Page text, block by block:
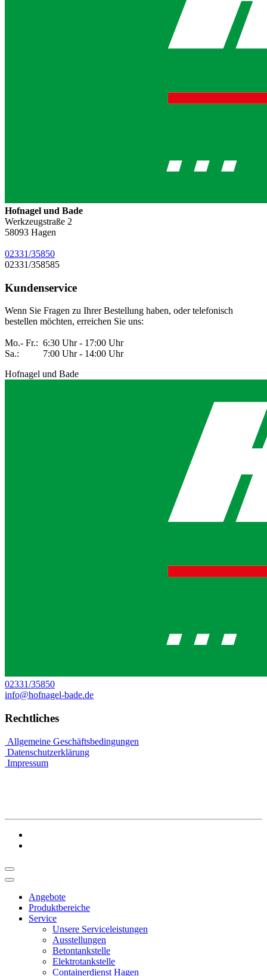
Hofnagel und Bade
Werkzeugstraße 2
58093 Hagen
02331/35850
02331/358585
Kundenservice
Wenn Sie Fragen zu Ihrer Bestellung haben, oder telefonisch
bestellen möchten, erreichen Sie uns:
Mo.- Fr.: 6:30 Uhr - 17:00 Uhr
Sa.: 7:00 Uhr - 14:00 Uhr
Hofnagel und Bade
02331/35850
info@hofnagel-bade.de
Rechtliches
Allgemeine Geschäftsbedingungen
Datenschutzerklärung
Impressum
Angebote
Produktbereiche
Service
Unsere Serviceleistungen
Ausstellungen
Betontankstelle
Elektrotankstelle
Containerdienst Hagen